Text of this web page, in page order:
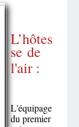
L’hôtes
se de
l'air :
L'équipage
du premier